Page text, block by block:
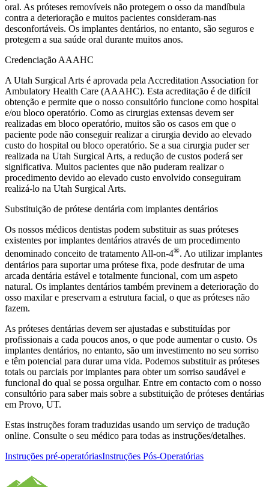
oral. As próteses removíveis não protegem o osso da mandíbula
contra a deterioração e muitos pacientes consideram-nas
desconfortáveis. Os implantes dentários, no entanto, são seguros e
protegem a sua saúde oral durante muitos anos.
Credenciação AAAHC
A Utah Surgical Arts é aprovada pela Accreditation Association for
Ambulatory Health Care (AAAHC). Esta acreditação é de difícil
obtenção e permite que o nosso consultório funcione como hospital
e/ou bloco operatório. Como as cirurgias extensas devem ser
realizadas em bloco operatório, muitos são os casos em que o
paciente pode não conseguir realizar a cirurgia devido ao elevado
custo do hospital ou bloco operatório. Se a sua cirurgia puder ser
realizada na Utah Surgical Arts, a redução de custos poderá ser
significativa. Muitos pacientes que não puderam realizar o
procedimento devido ao elevado custo envolvido conseguiram
realizá-lo na Utah Surgical Arts.
Substituição de prótese dentária com implantes dentários
Os nossos médicos dentistas podem substituir as suas próteses
existentes por implantes dentários através de um procedimento
denominado conceito de tratamento All-on-4®. Ao utilizar implantes
dentários para suportar uma prótese fixa, pode desfrutar de uma
arcada dentária estável e totalmente funcional, com um aspeto
natural. Os implantes dentários também previnem a deterioração do
osso maxilar e preservam a estrutura facial, o que as próteses não
fazem.
As próteses dentárias devem ser ajustadas e substituídas por
profissionais a cada poucos anos, o que pode aumentar o custo. Os
implantes dentários, no entanto, são um investimento no seu sorriso
e têm potencial para durar uma vida. Podemos substituir as próteses
totais ou parciais por implantes para obter um sorriso saudável e
funcional do qual se possa orgulhar. Entre em contacto com o nosso
consultório para saber mais sobre a substituição de próteses dentárias
em Provo, UT.
Estas instruções foram traduzidas usando um serviço de tradução
online. Consulte o seu médico para todas as instruções/detalhes.
Instruções pré-operatóriasInstruções Pós-Operatórias